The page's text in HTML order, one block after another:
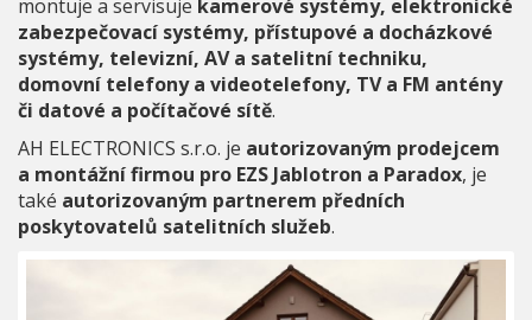
montuje a servisuje kamerové systémy, elektronické
zabezpečovací systémy, přístupové a docházkové
systémy, televizní, AV a satelitní techniku,
domovní telefony a videotelefony, TV a FM antény
či datové a počítačové sítě.
AH ELECTRONICS s.r.o. je autorizovaným prodejcem
a montážní firmou pro EZS Jablotron a Paradox, je
také autorizovaným partnerem předních
poskytovatelů satelitních služeb.